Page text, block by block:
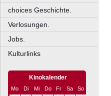
choices Geschichte.
Verlosungen.
Jobs.
Kulturlinks
Kinokalender
Mo Di Mi Do Fr Sa So